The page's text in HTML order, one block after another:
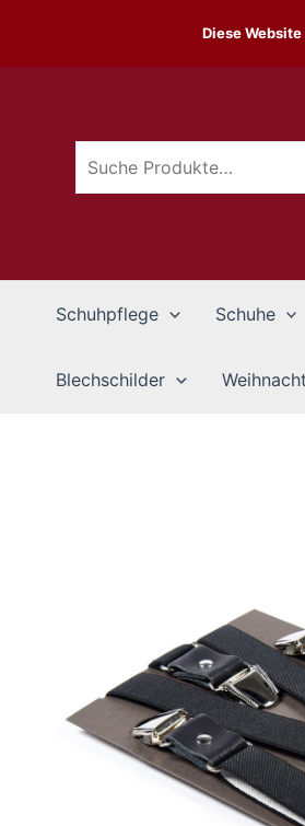
springen Suchen
Schuhpflege Schuhe
Blechschilder
Diese